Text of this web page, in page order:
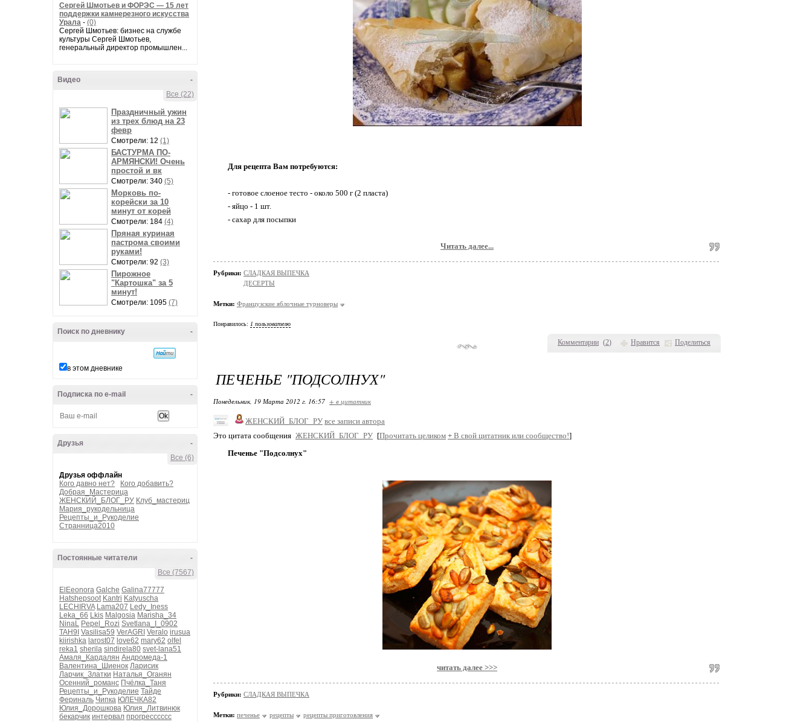
Сергей Шмотьев и ФОРЭС — 15 лет
поддержки камнерезного искусства
Урала - (0)
Сергей Шмотьев: бизнес на службе
культуры Сергей Шмотьев,
генеральный директор промышлен...
-
Видео
Все (22)
Праздничный ужин
из трех блюд на 23
февр
Смотрели: 12 (1)
БАСТУРМА ПО-
АРМЯНСКИ! Очень
простой и вк
Смотрели: 340 (5)
Морковь по-
корейски за 10
минут от корей
Смотрели: 184 (4)
Пряная куриная
пастрома своими
руками!
Смотрели: 92 (3)
Пирожное
"Картошка" за 5
минут!
Смотрели: 1095 (7)
-
Поиск по дневнику
в этом дневнике
-
Подписка по e-mail
-
Друзья
Все (6)
Друзья оффлайн
Кого давно нет?
Кого добавить?
Добрая_Мастерица
ЖЕНСКИЙ_БЛОГ_РУ Клуб_мастериц
Мария_рукодельница
Рецепты_и_Рукоделие
Странница2010
-
Постоянные читатели
Все (7567)
ElEeonora Galche Galina77777
Hatshepsoot Kantri Katyuscha
LECHIRVA Lama207 Ledy_Iness
Leka_66 Lkis Malgosia Marisha_34
NinaL Pepel_Rozi Svetlana_I_0902
TAH9I Vasilisa59 VerAGRI Veralo irusua
kiirishka larost07 love62 mary62 olfel
reka1 sherila sindirela80 svet-lana51
Амаля_Кардалян Андромеда-1
Валентина_Шиенок Ларисик
Ларчик_Златки Наталья_Оганян
Осенний_романс Пчёлка_Таня
Рецепты_и_Рукоделие Тайде
Фериналь Чипка ЮЛЕЧКА82
Юлия_Дорошкова Юлия_Литвинюк
бекарчик интервал прогресссссс
Комментарии (2) Нравится Поделиться
Для рецепта Вам потребуются:
- готовое слоеное тесто - около 500 г (2 пласта)
- яйцо - 1 шт.
- сахар для посыпки
Читать далее...
Рубрики: СЛАДКАЯ ВЫПЕЧКА
ДЕСЕРТЫ
Метки: Французские яблочные турноверы
Понравилось: 1 пользователю
ПЕЧЕНЬЕ "ПОДСОЛНУХ"
Понедельник, 19 Марта 2012 г. 16:57 + в цитатник
ЖЕНСКИЙ_БЛОГ_РУ все записи автора
Это цитата сообщения ЖЕНСКИЙ_БЛОГ_РУ [Прочитать целиком + В свой цитатник или сообщество!]
Печенье "Подсолнух"
читать далее >>>
Рубрики: СЛАДКАЯ ВЫПЕЧКА
Метки: печенье рецепты рецепты приготовления